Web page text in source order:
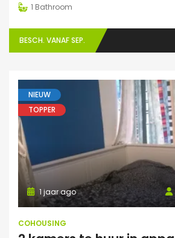
1 Bathroom
BESCH. VANAF SEP.
NIEUW
TOPPER
1 jaar ago
COHOUSING